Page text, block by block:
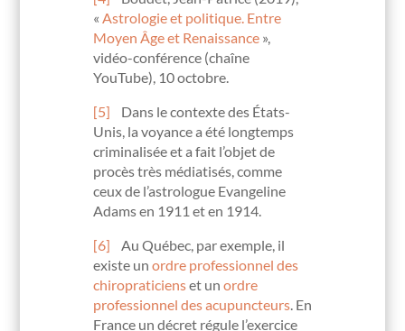
« Astrologie et politique. Entre
Moyen Âge et Renaissance »,
vidéo-conférence (chaîne
YouTube), 10 octobre.
[5] Dans le contexte des États-
Unis, la voyance a été longtemps
criminalisée et a fait l’objet de
procès très médiatisés, comme
ceux de l’astrologue Evangeline
Adams en 1911 et en 1914.
[6] Au Québec, par exemple, il
existe un ordre professionnel des
chiropraticienset un ordre
professionnel des acupuncteurs. En
France un décret régule l’exercice